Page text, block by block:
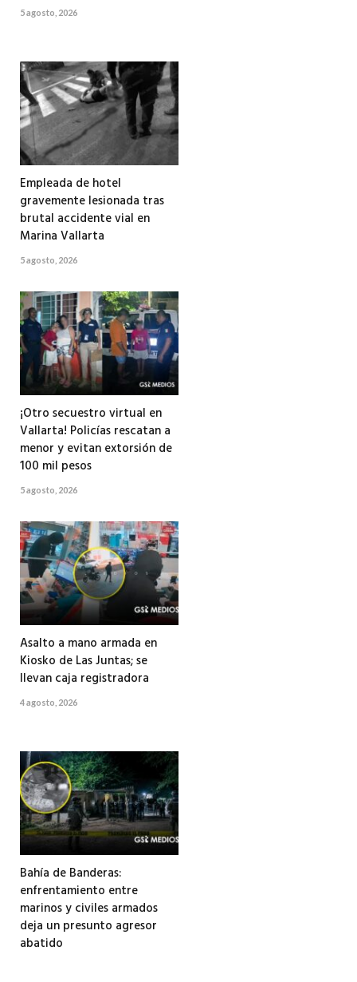
5 agosto, 2026
Empleada de hotel
gravemente lesionada tras
brutal accidente vial en
Marina Vallarta
5 agosto, 2026
¡Otro secuestro virtual en
Vallarta! Policías rescatan a
menor y evitan extorsión de
100 mil pesos
5 agosto, 2026
Asalto a mano armada en
Kiosko de Las Juntas; se
llevan caja registradora
4 agosto, 2026
Bahía de Banderas:
enfrentamiento entre
marinos y civiles armados
deja un presunto agresor
abatido